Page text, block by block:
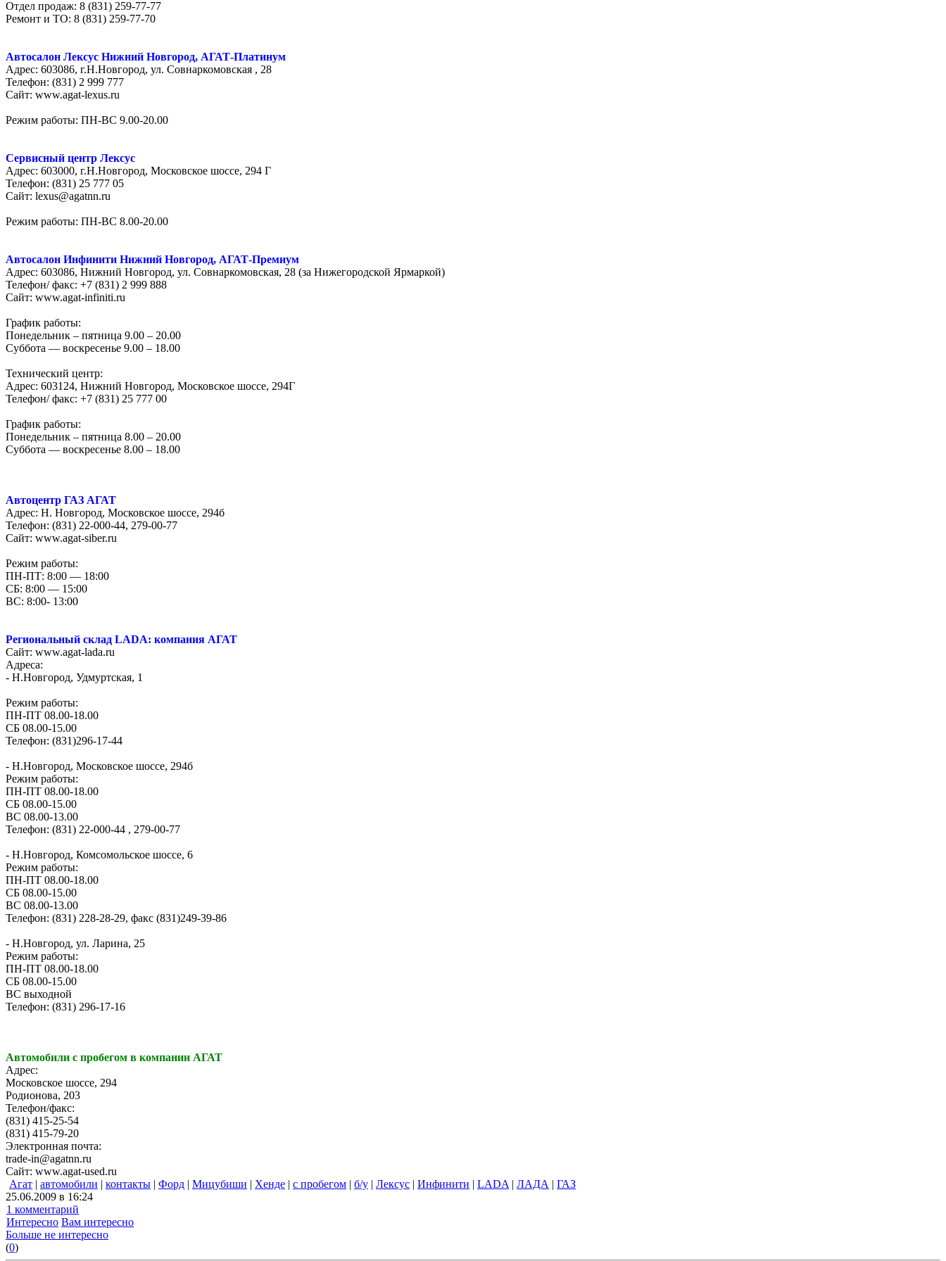
Отдел продаж: 8 (831) 259-77-77
Ремонт и ТО: 8 (831) 259-77-70
Автосалон Лексус Нижний Новгород, АГАТ-Платинум
Адрес: 603086, г.Н.Новгород, ул. Совнаркомовская , 28
Телефон: (831) 2 999 777
Сайт: www.agat-lexus.ru
Режим работы: ПН-ВС 9.00-20.00
Сервисный центр Лексус
Адрес: 603000, г.Н.Новгород, Московское шоссе, 294 Г
Телефон: (831) 25 777 05
Сайт: lexus@agatnn.ru
Режим работы: ПН-ВС 8.00-20.00
Автосалон Инфинити Нижний Новгород, АГАТ-Премиум
Адрес: 603086, Нижний Новгород, ул. Совнаркомовская, 28 (за Нижегородской Ярмаркой)
Телефон/ факс: +7 (831) 2 999 888
Сайт: www.agat-infiniti.ru
График работы:
Понедельник – пятница 9.00 – 20.00
Суббота — воскресенье 9.00 – 18.00
Технический центр:
Адрес: 603124, Нижний Новгород, Московское шоссе, 294Г
Телефон/ факс: +7 (831) 25 777 00
График работы:
Понедельник – пятница 8.00 – 20.00
Суббота — воскресенье 8.00 – 18.00
Автоцентр ГАЗ АГАТ
Адрес: Н. Новгород, Московское шоссе, 294б
Телефон: (831) 22-000-44, 279-00-77
Сайт: www.agat-siber.ru
Режим работы:
ПН-ПТ: 8:00 — 18:00
СБ: 8:00 — 15:00
ВС: 8:00- 13:00
Региональный склад LADA: компания АГАТ
Сайт: www.agat-lada.ru
Адреса:
- Н.Новгород, Удмуртская, 1
Режим работы:
ПН-ПТ 08.00-18.00
СБ 08.00-15.00
Телефон: (831)296-17-44
- Н.Новгород, Московское шоссе, 294б
Режим работы:
ПН-ПТ 08.00-18.00
СБ 08.00-15.00
ВС 08.00-13.00
Телефон: (831) 22-000-44 , 279-00-77
- Н.Новгород, Комсомольское шоссе, 6
Режим работы:
ПН-ПТ 08.00-18.00
СБ 08.00-15.00
ВС 08.00-13.00
Телефон: (831) 228-28-29, факс (831)249-39-86
- Н.Новгород, ул. Ларина, 25
Режим работы:
ПН-ПТ 08.00-18.00
СБ 08.00-15.00
ВС выходной
Телефон: (831) 296-17-16
Автомобили с пробегом в компании АГАТ
Адрес:
Московское шоссе, 294
Родионова, 203
Телефон/факс:
(831) 415-25-54
(831) 415-79-20
Электронная почта:
trade-in@agatnn.ru
Сайт: www.agat-used.ru
Агат | автомобили | контакты | Форд | Мицубиши | Хенде | с пробегом | б/у | Лексус | Инфинити | LADA | ЛАДА | ГАЗ
25.06.2009 в 16:24
1 комментарий
Интересно Вам интересно
Больше не интересно
(0)